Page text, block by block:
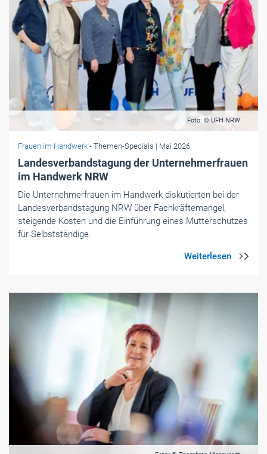
Foto: © UFH NRW
Frauen im Handwerk - Themen-Specials | Mai 2026
Landesverbandstagung der Unternehmerfrauen
im Handwerk NRW
Die Unternehmerfrauen im Handwerk diskutierten bei der
Landesverbandstagung NRW über Fachkräftemangel,
steigende Kosten und die Einführung eines Mutterschutzes
für Selbstständige.